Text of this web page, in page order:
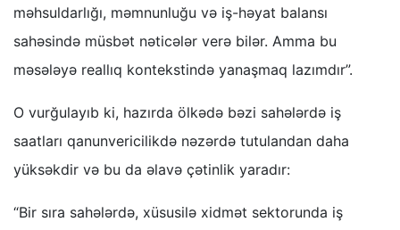
məhsuldarlığı, məmnunluğu və iş-həyat balansı
sahəsində müsbət nəticələr verə bilər. Amma bu
məsələyə reallıq kontekstində yanaşmaq lazımdır”.
O vurğulayıb ki, hazırda ölkədə bəzi sahələrdə iş
saatları qanunvericilikdə nəzərdə tutulandan daha
yüksəkdir və bu da əlavə çətinlik yaradır:
“Bir sıra sahələrdə, xüsusilə xidmət sektorunda iş